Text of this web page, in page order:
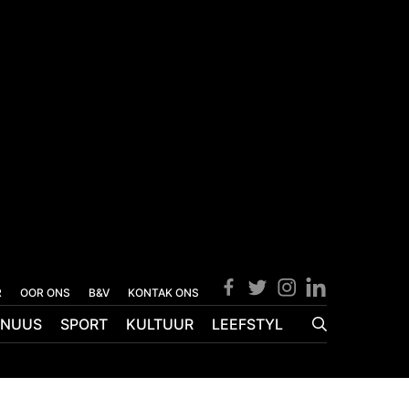
OOR ONS B&V KONTAK ONS
NUUS SPORT KULTUUR LEEFSTYL